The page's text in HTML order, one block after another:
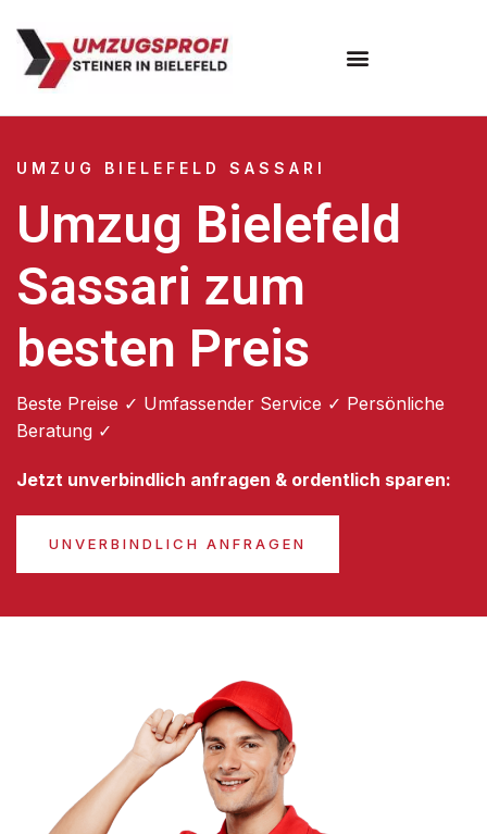
UMZUG BIELEFELD SASSARI
Umzug Bielefeld
Sassari zum
besten Preis
Beste Preise ✓ Umfassender Service ✓ Persönliche
Beratung ✓
Jetzt unverbindlich anfragen & ordentlich sparen:
UNVERBINDLICH ANFRAGEN